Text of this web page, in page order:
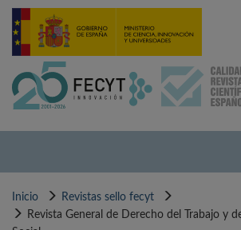
Pasar
contenido
Inicio
Revistas sello fecyt
Revista General de Derecho del Trabajo y